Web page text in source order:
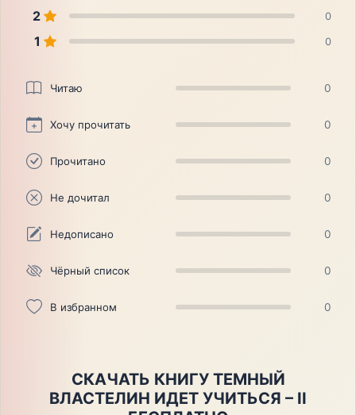
2 0
1 0
Читаю 0
Хочу прочитать 0
Прочитано 0
Не дочитал 0
Недописано 0
Чёрный список 0
В избранном 0
СКАЧАТЬ КНИГУ ТЕМНЫЙ
ВЛАСТЕЛИН ИДЕТ УЧИТЬСЯ – II